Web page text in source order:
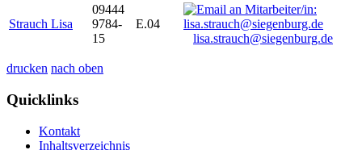
Strauch Lisa
09444
9784-
15
E.04
lisa.strauch@siegenburg.de
drucken nach oben
Quicklinks
Kontakt
Inhaltsverzeichnis